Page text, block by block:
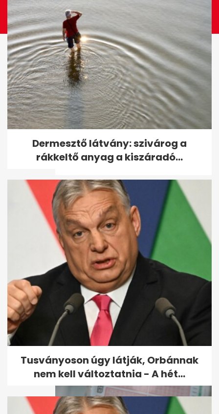
„Egy kezemen meg tudom
számolni, hányszor ajánlották
fel a...
Eltiltották a magyar vívót,
nem megy az olimpiára
Párizsba
Dermesztő látvány: szivárog a
rákkeltő anyag a kiszáradó...
Tusványoson úgy látják, Orbánnak
nem kell változtatnia - A hét...